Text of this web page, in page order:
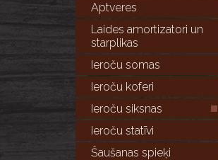
Aptveres
Laides amortizatori un
starplikas
Ieroču somas
Ieroču koferi
Ieroču siksnas
Ieroču statīvi
Šaušanas spieķi